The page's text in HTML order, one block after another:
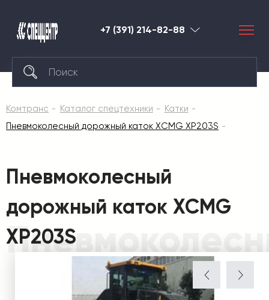
+7 (391) 214-82-88 Красноярск
Комтранс Каталог спецтехники
Катки
Пневмоколесный дорожный каток XCMG XP203S
Пневмоколесный
дорожный каток XCMG
XP203S